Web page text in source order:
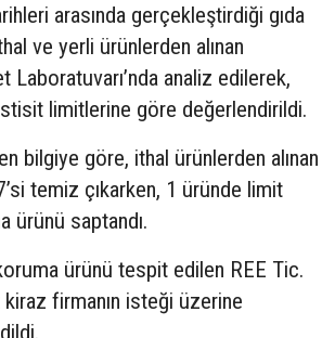
arasında gerçekleştirdiği gıda
ve yerli ürünlerden alınan
Laboratuvarı’nda analiz edilerek,
limitlerine göre değerlendirildi.
bilgiye göre, ithal ürünlerden alınan
temiz çıkarken, 1 üründe limit
ürünü saptandı.
ürünü tespit edilen REE Tic.
kiraz firmanın isteği üzerine